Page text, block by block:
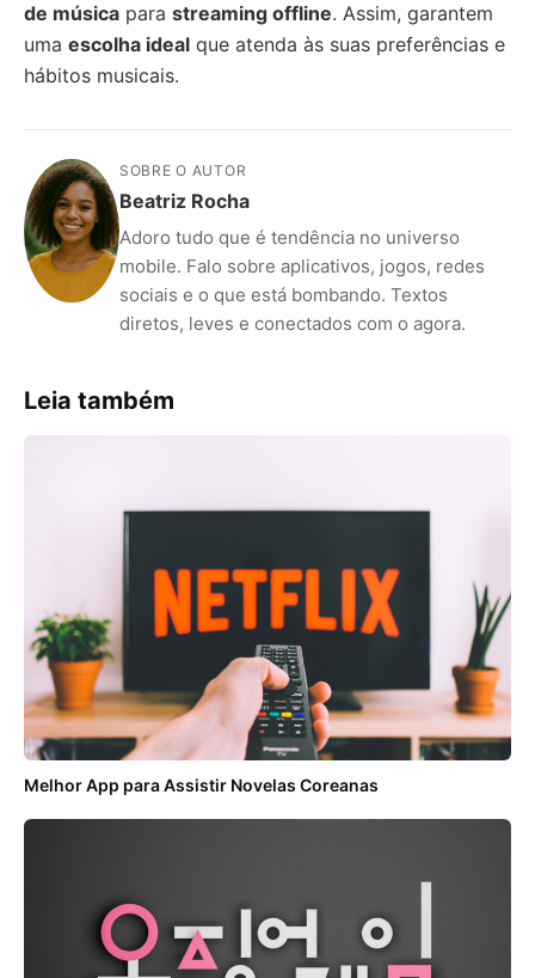
de música para streaming offline. Assim, garantem
uma escolha ideal que atenda às suas preferências e
hábitos musicais.
SOBRE O AUTOR
Beatriz Rocha
Adoro tudo que é tendência no universo
mobile. Falo sobre aplicativos, jogos, redes
sociais e o que está bombando. Textos
diretos, leves e conectados com o agora.
Leia também
Melhor App para Assistir Novelas Coreanas